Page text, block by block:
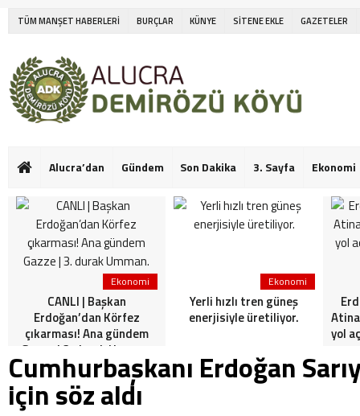
TÜM MANŞET HABERLERİ BURÇLAR KÜNYE SİTENE EKLE GAZETELER
Alucra’dan Gündem Son Dakika 3. Sayfa Ekonomi
Ekonomi
CANLI | Başkan
Erdoğan’dan Körfez
çıkarması! Ana gündem
Gazze | 3. durak Umman.
Ekonomi
Yerli hızlı tren güneş
enerjisiyle üretiliyor.
yol
Cumhurbaşkanı Erdoğan
için söz aldı